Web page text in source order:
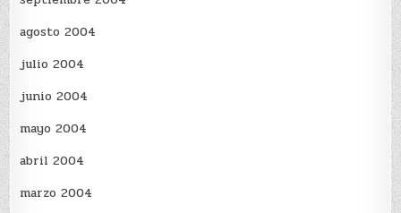
agosto 2004
julio 2004
junio 2004
mayo 2004
abril 2004
marzo 2004